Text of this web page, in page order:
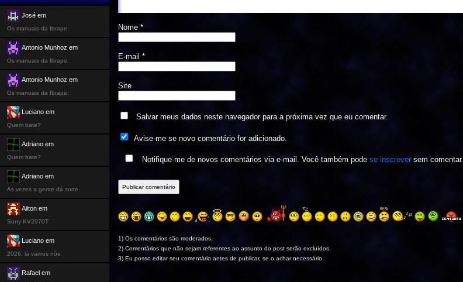
Nome*
E-mail*
Site
Salvar meus dados neste navegador para a próxima vez que eu comentar.
Avise-me se novo comentário for adicionado.
Notifique-me de novos comentários via e-mail. Você também podese inscreversem comentar.
1) Os comentários são moderados.
2) Comentários que não sejam referentes ao assunto do post serão excluídos.
3) Eu posso editar seu comentário antes de publicar, se o achar necessário.
José em
Os manuais da Ibrape.
Antonio Munhoz em
Os manuais da Ibrape.
Antonio Munhoz em
Os manuais da Ibrape.
Luciano em
Quem bate?
Adriano em
Quem bate?
Adriano em
As vezes a gente dá sorte.
Ailton em
Sony KV2970T
Luciano em
2026, lá vamos nós.
Rafael em